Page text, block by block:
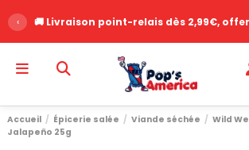
‹ 🚚 Livraison point-relais dès 2,99€,
Accueil Épicerie salée Viande séchée
Wild
Jalapeño 25g